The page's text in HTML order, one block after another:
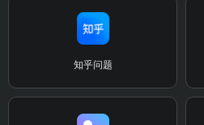
知乎问题